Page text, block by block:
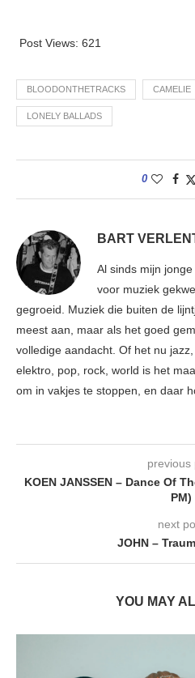
Post Views: 621
BLOODONTHETRACKS CAMELIE
LONELY BALLADS
0
BART
Al sinds mijn
voor muziek
gegroeid. Muziek die buiten de
meest aan, maar als het goed
volledige aandacht. Of het nu
elektro, pop, rock, world is het
om in vakjes te stoppen, en daar
previous
KOEN JANSSEN – Dance Of
PM)
next
JOHN –
YOU MAY